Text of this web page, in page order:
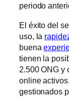
periodo
El éxito del
uso, la
buena
tienen la
2.500 ONG y
online
gestionados